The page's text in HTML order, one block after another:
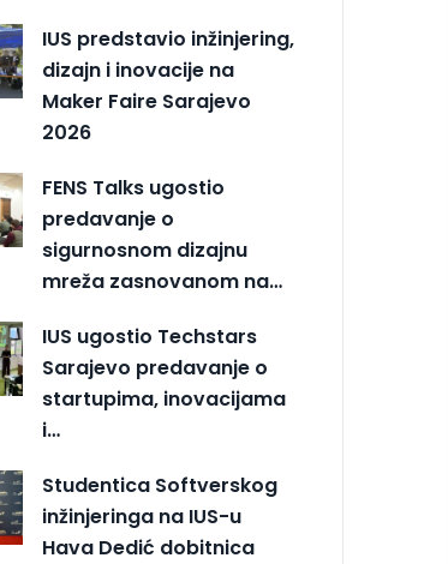
IUS predstavio inžinjering,
dizajn i inovacije na
Maker Faire Sarajevo
2026
FENS Talks ugostio
predavanje o
sigurnosnom dizajnu
mreža zasnovanom na…
IUS ugostio Techstars
Sarajevo predavanje o
startupima, inovacijama
i…
Studentica Softverskog
inžinjeringa na IUS-u
Hava Dedić dobitnica